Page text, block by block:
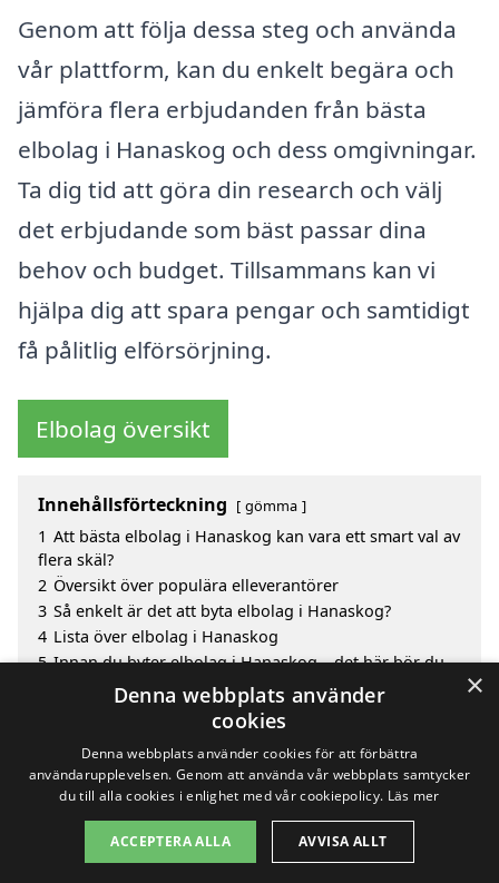
Genom att följa dessa steg och använda
vår plattform, kan du enkelt begära och
jämföra flera erbjudanden från bästa
elbolag i Hanaskog och dess omgivningar.
Ta dig tid att göra din research och välj
det erbjudande som bäst passar dina
behov och budget. Tillsammans kan vi
hjälpa dig att spara pengar och samtidigt
få pålitlig elförsörjning.
Elbolag översikt
Innehållsförteckning gömma
1 Att bästa elbolag i Hanaskog kan vara ett smart val av
flera skäl?
2 Översikt över populära elleverantörer
3 Så enkelt är det att byta elbolag i Hanaskog?
4 Lista över elbolag i Hanaskog
5 Innan du byter elbolag i Hanaskog – det här bör du
Sök efter en skicklig bästa elbolag i de omgivande
Copyright 2026 - Pilanto Aps
×
Denna webbplats använder
cookies
Denna webbplats använder cookies för att förbättra
användarupplevelsen. Genom att använda vår webbplats samtycker
du till alla cookies i enlighet med vår cookiepolicy. Läs mer
ACCEPTERA ALLA AVVISA ALLT